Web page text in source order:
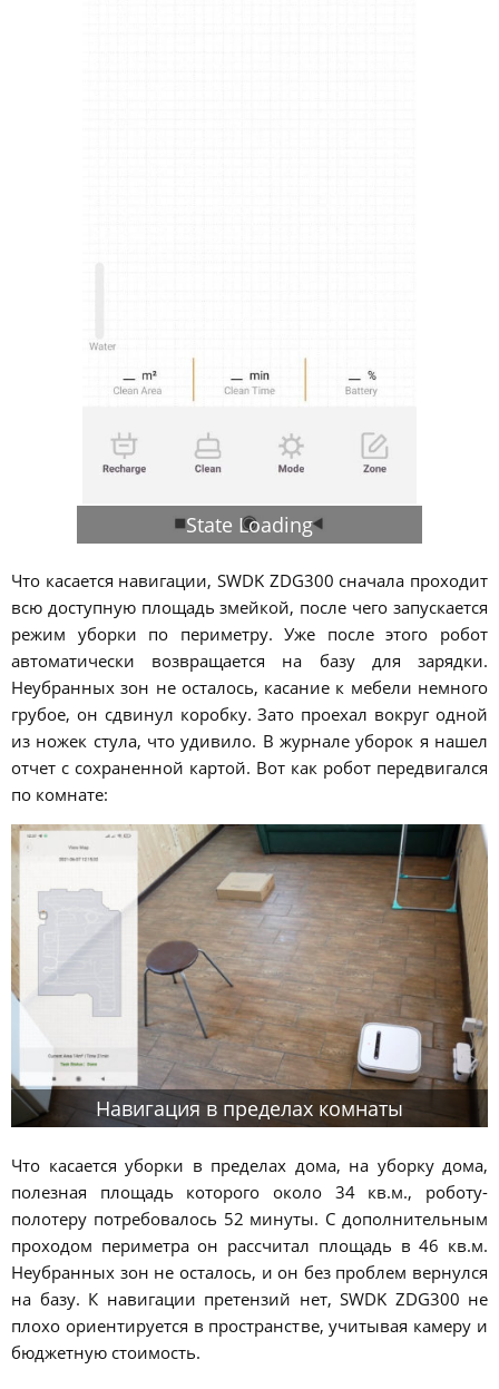
State Loading
Что касается навигации, SWDK ZDG300 сначала проходит
всю доступную площадь змейкой, после чего запускается
режим уборки по периметру. Уже после этого робот
автоматически возвращается на базу для зарядки.
Неубранных зон не осталось, касание к мебели немного
грубое, он сдвинул коробку. Зато проехал вокруг одной
из ножек стула, что удивило. В журнале уборок я нашел
отчет с сохраненной картой. Вот как робот передвигался
по комнате:
Навигация в пределах комнаты
Что касается уборки в пределах дома, на уборку дома,
полезная площадь которого около 34 кв.м., роботу-
полотеру потребовалось 52 минуты. С дополнительным
проходом периметра он рассчитал площадь в 46 кв.м.
Неубранных зон не осталось, и он без проблем вернулся
на базу. К навигации претензий нет, SWDK ZDG300 не
плохо ориентируется в пространстве, учитывая камеру и
бюджетную стоимость.